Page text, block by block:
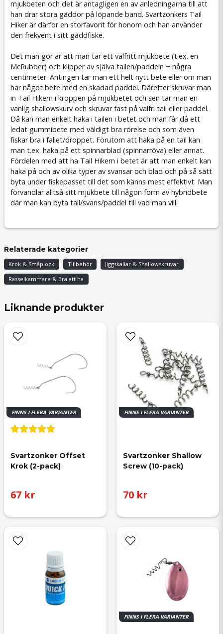
mjukbeten och det är antagligen en av anledningarna till att
han drar stora gäddor på löpande band. Svartzonkers Tail
Hiker är därför en storfavorit för honom och han använder
den frekvent i sitt gäddfiske.
Det man gör är att man tar ett valfritt mjukbete (t.ex. en
McRubber) och klipper av själva tailen/paddeln + några
centimeter. Antingen tar man ett helt nytt bete eller om man
har något bete med en skadad paddel. Därefter skruvar man
in Tail Hikern i kroppen på mjukbetet och sen tar man en
vanlig shallowskurv och skruvar fast på valfri tail eller paddel.
Då kan man enkelt haka i tailen i betet och man får då ett
ledat gummibete med väldigt bra rörelse och som även
fiskar bra i fallet/droppet. Förutom att haka på en tail kan
man t.ex. haka på ett spinnarblad (spinnarröva) eller annat.
Fördelen med att ha Tail Hikern i betet är att man enkelt kan
haka på och av olika typer av svansar och blad och på så sätt
byta under fiskepasset till det som känns mest effektivt. Man
förvandlar alltså sitt mjukbete till någon form av hybridbete
där man kan byta tail/svans/paddel till vad man vill.
Relaterade kategorier
Krok & Småplock Tillbehör
Jiggskallar & Shallowskruvar
Rasselkammare & Bra att ha
Liknande produkter
FINNS I FLERA VARIANTER
Svartzonker Offset
Krok (2-pack)
67 kr
FINNS I FLERA VARIANTER
Svartzonker Shallow
Screw (10-pack)
70 kr
FINNS I FLERA VARIANTER